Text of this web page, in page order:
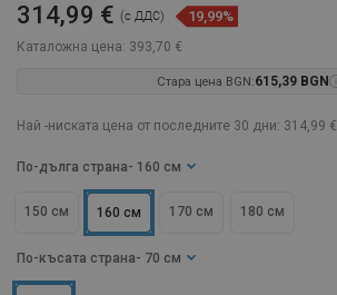
Каталожна цена: 393,70 €
314,99 € (с ДДС) 19,99%
Стара цена BGN:615,39 BGN
Най -ниската цена от последните 30 дни: 314,99 €
По-дълга страна - 160 см
150 см 160 см 170 см 180 см
По-късата страна - 70 см